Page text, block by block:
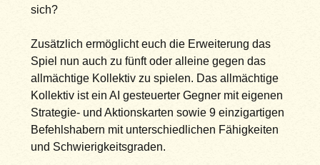
sich?
Zusätzlich ermöglicht euch die Erweiterung das
Spiel nun auch zu fünft oder alleine gegen das
allmächtige Kollektiv zu spielen. Das allmächtige
Kollektiv ist ein AI gesteuerter Gegner mit eigenen
Strategie- und Aktionskarten sowie 9 einzigartigen
Befehlshabern mit unterschiedlichen Fähigkeiten
und Schwierigkeitsgraden.